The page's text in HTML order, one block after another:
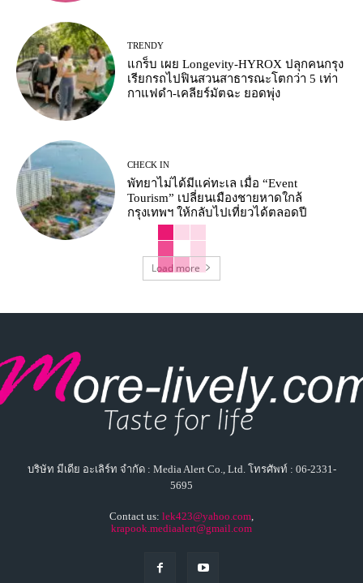
TRENDY
แกร็บ เผย Longevity-HYROX ปลุกคนกรุง
เรียกรถไปฟินสวนสาธารณะโตกว่า 5 เท่า
กาแฟดำ-เคลียร์มัตฉะ ยอดพุ่ง
CHECK IN
พัทยาไม่ได้มีแค่ทะเล เมื่อ “Event
Tourism” เปลี่ยนเมืองชายหาดใกล้
กรุงเทพฯ ให้กลับไปเที่ยวได้ตลอดปี
Load more
บริษัท มีเดีย อะเลิร์ท จำกัด : Media Alert Co., Ltd. โทรศัพท์ : 06-2331-
5695
Contact us: lek423@yahoo.com
krapook.mediaalert@gmail.com